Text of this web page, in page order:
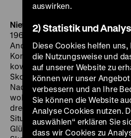
Niewinni czarodzieje Die
1960, R: Andrzej Wajda, B: Jerzy
Andrzejewski, K: Krzysztof
Komeda, D: Tadeusz Lomnicki,
kowska, Wanda Koczeska,
Skolimowski, 87‘ · 35mm, OmeU
Nach seinen großen
wollte Andrzej Wajda endlich
drehen. Ihn interessierte, wie
Situation im Nachkriegspolen
Glücksansprüche bestehen.
auswirken.
2) Statistik und
Diese Cookies helfen
die Nutzungsweise und
auf unserer Website zu
können wir unser
verbessern und an Ihre
Sie können die Website
Analyse Cookies nutzen.
auswählen“ erklären Sie
dass wir Cookies zu